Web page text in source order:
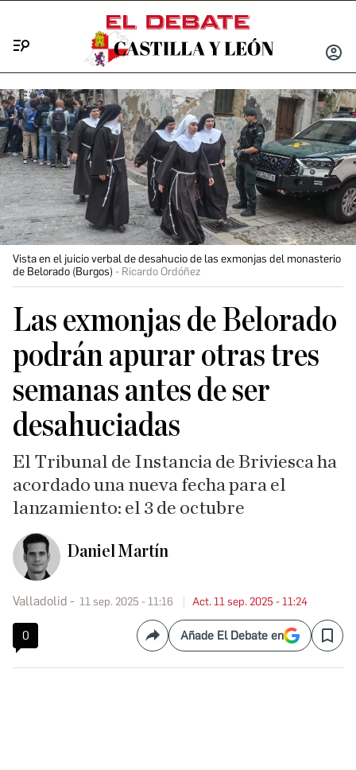
INICIAR
Vista en el juicio verbal de desahucio de las exmonjas del monasterio
de Belorado (Burgos)
Ricardo Ordóñez
Las exmonjas de Belorado
podrán apurar otras tres
semanas antes de ser
desahuciadas
El Tribunal de Instancia de Briviesca ha
acordado una nueva fecha para el
lanzamiento: el 3 de octubre
Daniel Martín
Valladolid 11 sep. 2025 - 11:16 Act. 11 sep. 2025 - 11:24
0 CompartirAñade El Debate en Save